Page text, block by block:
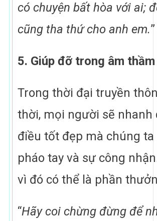
có chuyện bất hòa với ai;
cũng tha thứ cho anh em.
5. Giúp đỡ trong âm thầm
Trong thời đại truyền
thời, mọi người sẽ
điều tốt đẹp mà chúng
pháo tay và sự công
vì đó có thể là phần
“Hãy coi chừng đừng để